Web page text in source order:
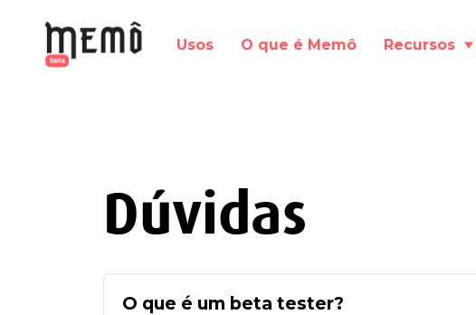
Usos O que é Memô Recursos
Dúvidas
O que é um beta tester?